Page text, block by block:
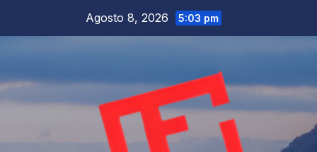
Agosto 8, 2026 5:03 pm